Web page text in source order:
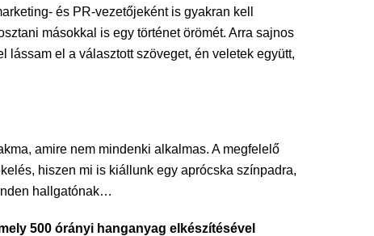
és PR-vezetőjeként is gyakran kell
másokkal is egy történet örömét. Arra sajnos
el a választott szöveget, én veletek együtt,
amire nem mindenki alkalmas. A megfelelő
hiszen mi is kiállunk egy aprócska színpadra,
hallgatónak…
500 órányi hanganyag elkészítésével